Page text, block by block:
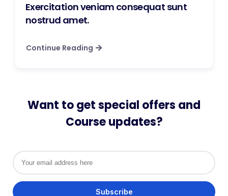
Exercitation veniam consequat sunt
nostrud amet.
Continue Reading
Want to get special offers and
Course updates?